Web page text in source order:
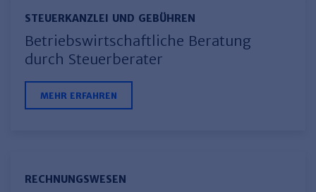
Haufe Arbeitsschutz
Haufe TVöD/TV-L Office
STEUERKANZLEI UND GEBÜHREN
Betriebswirtschaftliche Beratung
durch Steuerberater
MEHR ERFAHREN
RECHNUNGSWESEN